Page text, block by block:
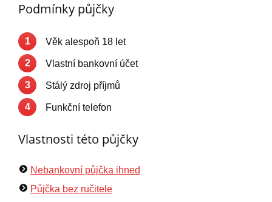
Podmínky půjčky
1 Věk alespoň 18 let
2 Vlastní bankovní účet
3 Stálý zdroj příjmů
4 Funkční telefon
Vlastnosti této půjčky
Nebankovní půjčka ihned
Půjčka bez ručitele